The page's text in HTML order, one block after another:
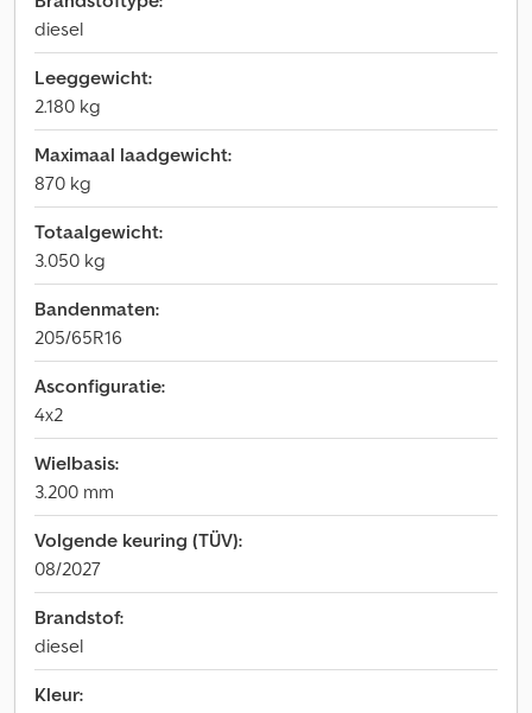
diesel
Leeggewicht:
2.180 kg
Maximaal laadgewicht:
870 kg
Totaalgewicht:
3.050 kg
Bandenmaten:
205/65R16
Asconfiguratie:
4x2
Wielbasis:
3.200 mm
Volgende keuring (TÜV):
08/2027
Brandstof:
diesel
Kleur: